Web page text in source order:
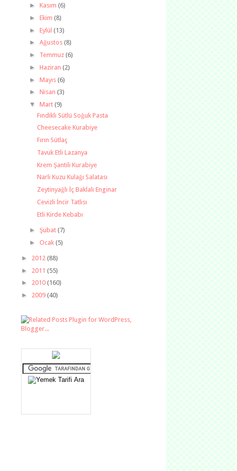
► Kasım (6)
► Ekim (8)
► Eylül (13)
► Ağustos (8)
► Temmuz (6)
► Haziran (2)
► Mayıs (6)
► Nisan (3)
▼ Mart (9)
Fındıklı Sütlü Soğuk Pasta
Cheesecake Kurabiye
Fırın Sütlaç
Tavuk Etli Lazanya
Krem Şantili Kurabiye
Narlı Kuzu Kulağı Salatası
Zeytinyağlı İç Baklalı Enginar
Cevizli İncir Tatlısı
Etli Kirde Kebabı
► Şubat (7)
► Ocak (5)
► 2012 (88)
► 2011 (55)
► 2010 (160)
► 2009 (40)